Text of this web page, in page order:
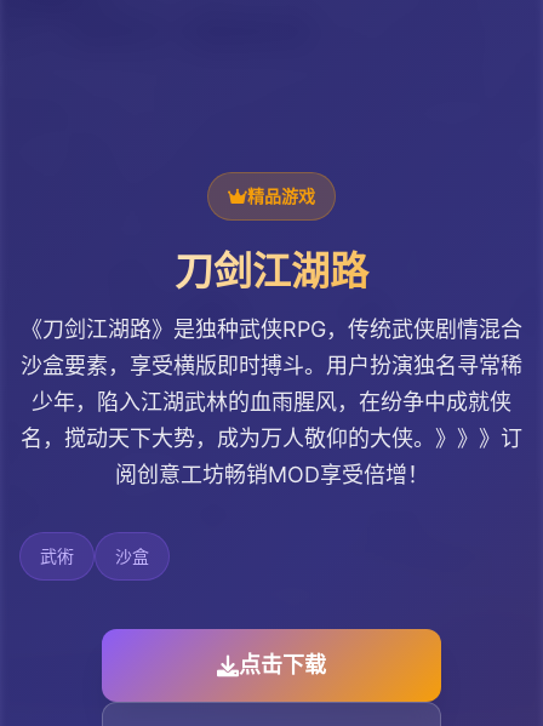
精品游戏
刀剑江湖路
《刀剑江湖路》是独种武侠RPG，传统武侠剧情混合
沙盒要素，享受横版即时搏斗。用户扮演独名寻常稀
少年，陷入江湖武林的血雨腥风，在纷争中成就侠
名，搅动天下大势，成为万人敬仰的大侠。》》》订
阅创意工坊畅销MOD享受倍增！
武術 沙盒
点击下载